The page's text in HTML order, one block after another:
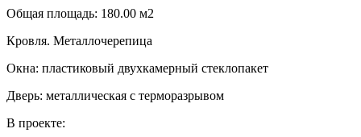
Общая площадь: 180.00 м2
Кровля. Металлочерепица
Окна: пластиковый двухкамерный стеклопакет
Дверь: металлическая с терморазрывом
В проекте: